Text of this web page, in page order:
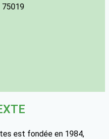
75019
est fondée en 1984,